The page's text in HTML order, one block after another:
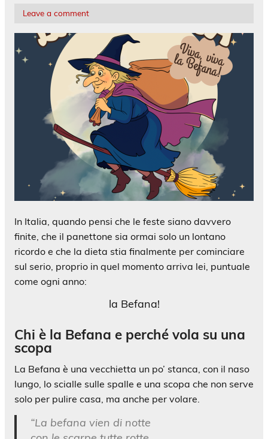
Leave a comment
In Italia, quando pensi che le feste siano davvero
finite, che il panettone sia ormai solo un lontano
ricordo e che la dieta stia finalmente per cominciare
sul serio, proprio in quel momento arriva lei, puntuale
come ogni anno:
la Befana!
Chi è la Befana e perché vola su una
scopa
La Befana è una vecchietta un po’ stanca, con il naso
lungo, lo scialle sulle spalle e una scopa che non serve
solo per pulire casa, ma anche per volare.
“La befana vien di notte